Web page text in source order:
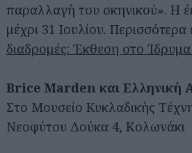
παραλλαγή του σκηνικού». Η
μέχρι 31 Ιουλίου.
διαδρομές: Έκθεση στο
Brice Marden και Ελληνική
Στο Μουσείο Κυκλαδικής
Νεοφύτου Δούκα 4, Κολωνάκι